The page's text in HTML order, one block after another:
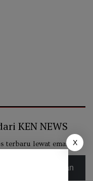
KEN NEWS
terbaru lewat email.
Berlangganan
X